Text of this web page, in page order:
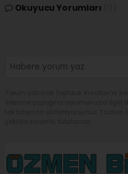
Okuyucu Yorumları